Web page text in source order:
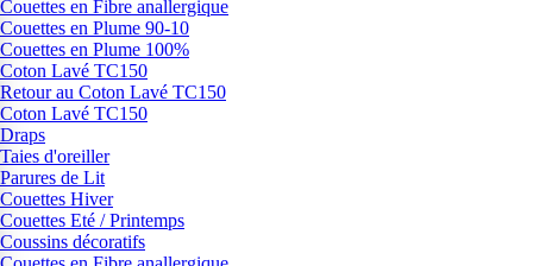
Couettes en Fibre anallergique
Couettes en Plume 90-10
Couettes en Plume 100%
Coton Lavé TC150
Retour au Coton Lavé TC150
Coton Lavé TC150
Draps
Taies d'oreiller
Parures de Lit
Couettes Hiver
Couettes Eté / Printemps
Coussins décoratifs